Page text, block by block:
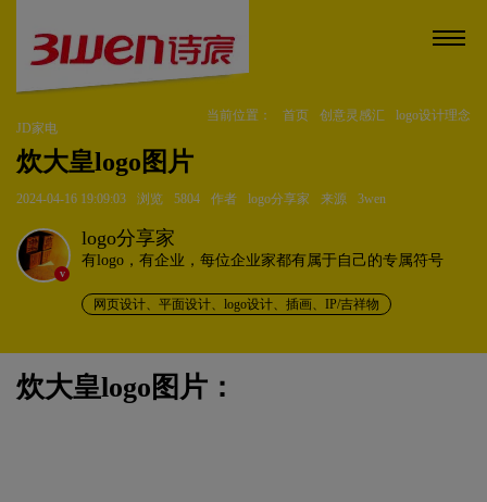
当前位置： 首页 创意灵感汇
logo设计理念
JD家电
炊大皇logo图片
2024-04-16 19:09:03 浏览 5804 作者 logo分享家 来源 3wen
v
logo分享家
有logo，有企业，每位企业家都有属于自己的专属符号
网页设计、平面设计、logo设计、插画、IP/吉祥物
炊大皇logo图片：